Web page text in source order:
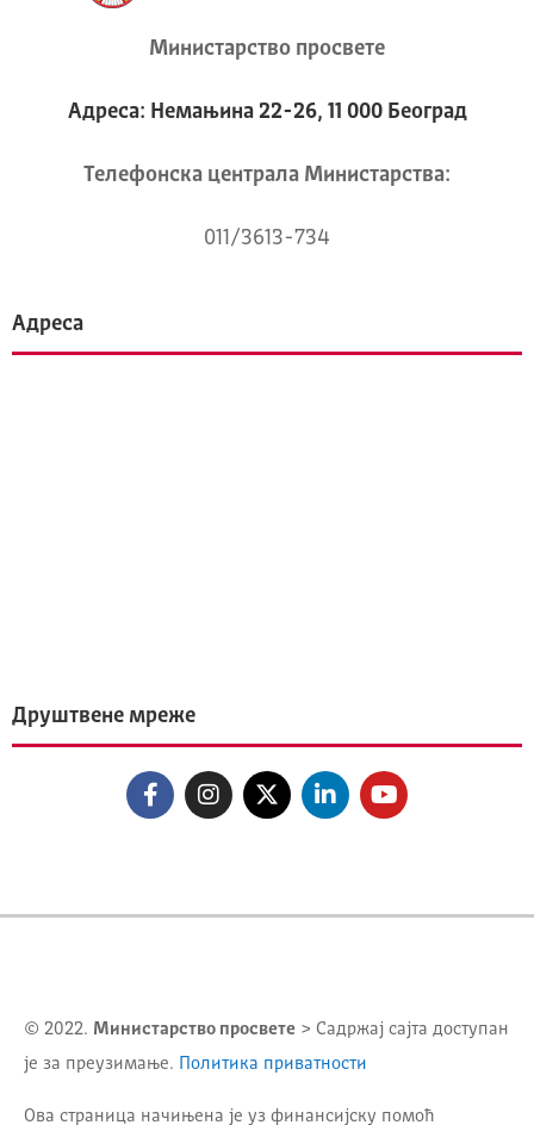
Министарство просвете
Адреса: Немањина 22-26, 11 000 Београд
Телeфонска централа Mинистарства:
011/3613-734
Адреса
Друштвене мреже
© 2022. Министарство просвете > Садржај сајта доступан
је за преузимање. Политика приватности
Ова страница начињена је уз финансијску помоћ